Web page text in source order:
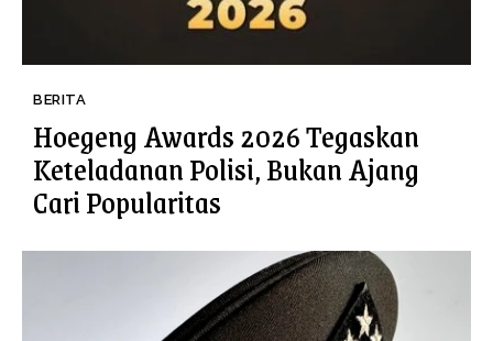
BERITA
Hoegeng Awards 2026 Tegaskan
Keteladanan Polisi, Bukan Ajang
Cari Popularitas